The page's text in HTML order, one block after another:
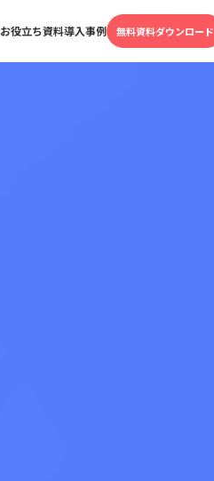
お役立ち資料導入事例 無料資料ダウンロード